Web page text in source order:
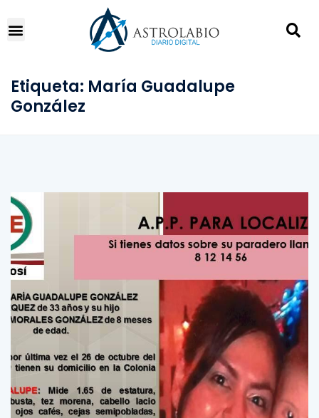
Etiqueta: María Guadalupe
González